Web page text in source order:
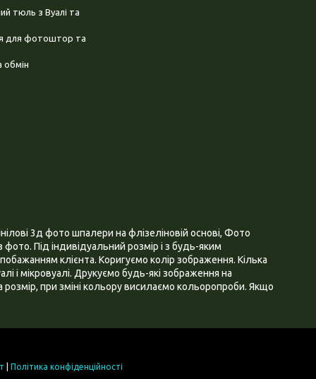
тюль з Вуалі та
для фотоштор та
обмін
3д фото шпалери на флізеліновій основі, Фото
Під індивідуальний розмір і з будь-яким
клієнта. Коригуємо колір зображення. Кілька
і мікровуалі. Друкуємо будь-які зображення на
при зміні кольору висилаємо кольоропроби. Якщо
Політика конфіденційності